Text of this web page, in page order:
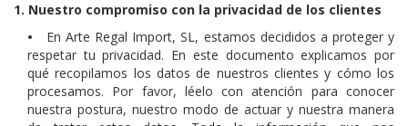
1. Nuestro compromiso con la privacidad de los clientes
•
En Arte Regal Import, SL, estamos decididos a proteger y
respetar tu privacidad. En este documento explicamos por
qué recopilamos los datos de nuestros clientes y cómo los
procesamos. Por favor, léelo con atención para conocer
nuestra postura, nuestro modo de actuar y nuestra manera